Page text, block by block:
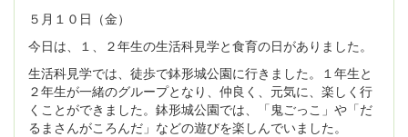
５月１０日（金）
今日は、１、２年生の生活科見学と食育の日がありました。
生活科見学では、徒歩で鉢形城公園に行きました。１年生と
２年生が一緒のグループとなり、仲良く、元気に、楽しく行
くことができました。鉢形城公園では、「鬼ごっこ」や「だ
るまさんがころんだ」などの遊びを楽しんでいました。